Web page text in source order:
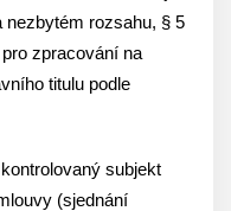
nezbytém rozsahu, § 5
zpracování na
titulu podle
subjekt
(sjednání